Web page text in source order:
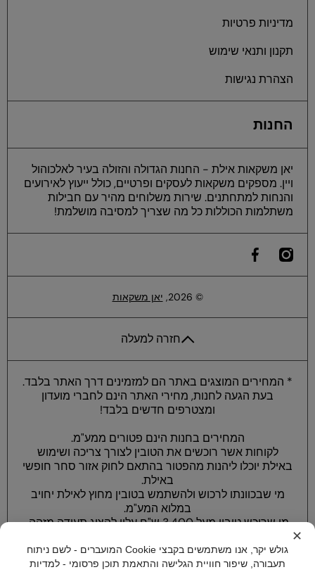
מדיניות פרטיות
תקנון ותנאי שימוש
הצהרת נגישות
החנות
יאן משקאות אילת - החנות הגדולה והזולה בעיר לאלכוהול
ויין. מספקים משקאות לעסקים ופרטיים, כולל ייעוץ לאירועים
והנחות למתחתנים. שירות משלוחים מהיר עם חבילות
משתלמות הכוללות כל מה שצריך למסיבה מושלמת!
instagramcom/
ilfacebookcom/
© 2026, יאן משקאות
חזרה למעלה
* המחירים המוצגים באתר הם למזמינים דרך האתר בלבד.
בעת הגעה לחנות, מחירי האתר הינם לחברי מועדון
ומצטרפים חדשים בלבד!
המחירים בחנות הינם פטורים ממע"מ.
לקוחות אשר רוכשים את הטובין לצורך צריכה ושימוש
באילת יוכלו ליהנות מהפטור בהתאם לחוק אזור סחר חופשי
באילת.
מי שבכוונתו לרכוש ולהשתמש בטובין מחוץ לאילת יחויב
במלוא המע"מ.
מי שרוכש טובין מעל 3,400 ש"ח עליו להציג תעודה מזהה.
כל הזכויות שמורות © יאן משקאות בע”מ
* התמונות להמחשה בלבד
✕
גולש יקר, אנו משתמשים בקבצי Cookie המועברים - לשם ניתוח
תעבורה, שיפור חוויית הגלישה והתאמת תוכן פרסומי - למדיות